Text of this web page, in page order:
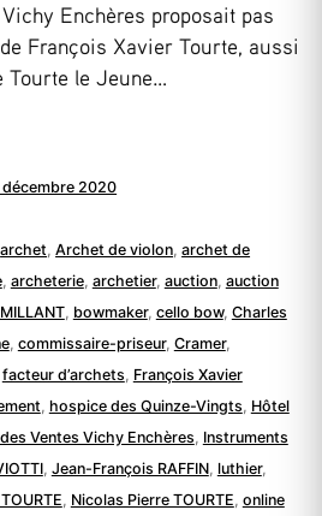
Enchères proposait pas
François Xavier Tourte, aussi
Tourte le Jeune…
décembre 2020
archet,Archet de violon,archet de
, archeterie, archetier, auction, auction
, bowmaker, cello bow, Charles
, commissaire-priseur, Cramer,
facteur d’archets, François Xavier
, hospice des Quinze-Vingts, Hôtel
Ventes Vichy Enchères, Instruments
, Jean-François RAFFIN, luthier,
, Nicolas Pierre TOURTE, online